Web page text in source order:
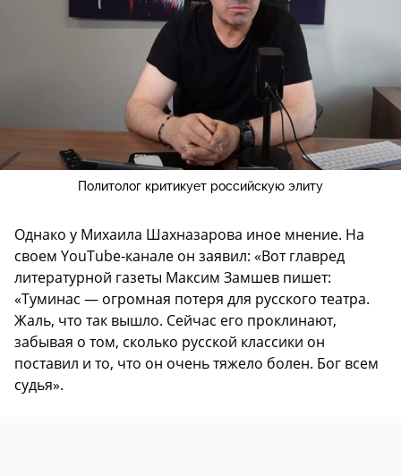
Политолог критикует российскую элиту
Однако у Михаила Шахназарова иное мнение. На
своем YouTube-канале он заявил: «Вот главред
литературной газеты Максим Замшев пишет:
«Туминас — огромная потеря для русского театра.
Жаль, что так вышло. Сейчас его проклинают,
забывая о том, сколько русской классики он
поставил и то, что он очень тяжело болен. Бог всем
судья».